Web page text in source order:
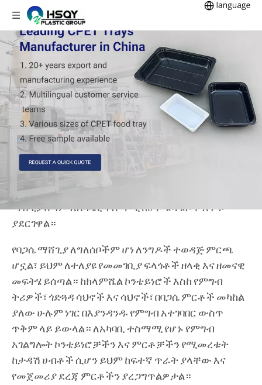
HSQY የፕላስቲክ ግሩፕ
ባጋሴ የምግብ ማሸጊያ
አምራቾች
በዛሬው ዓለም፣ ዘላቂነት እና የአካባቢ ንቃተ ህሊና ከፍተኛ ደረጃ
ላይ በሚደርስበት፣ ለአካባቢ ተስማሚ የሆኑ አማራጮች ፍላጎት
እየጨመረ ነው። ባጋሴ የሚመረተው ከሸንኮራ አገዳ ማቀነባበሪያ
የተረፈውን የእፅዋት ፋይበር ቆሻሻ ሲሆን ተፈጥሯዊ፣ ደህንነቱ
የተጠበቀ እና እጅግ ታዳሽ ነው። ይህም በፕላኔቷ ላይ ለምግብ
ማሸጊያ በጣም ለአካባቢ ተስማሚ ከሆኑ ቁሳቁሶች አንዱ
ያደርገዋል።
የባጋሴ ማሸጊያ ለግለሰቦችም ሆነ ለንግዶች ተወዳጅ ምርጫ
ሆኗል፣ ይህም ለተለያዩ የመመገቢያ ፍላጎቶች ዘላቂ እና ዘመናዊ
መፍትሄ ይሰጣል። ከክላምሼል ኮንቴይነሮች እስከ የምግብ
ትሪዎች፣ ጎድጓዳ ሳህኖች እና ሳህኖች፣ በባጋሴ ምርቶች መካከል
ያለው ሁሉም ነገር በእያንዳንዱ የምግብ አተገባበር ውስጥ
ጥቅም ላይ ይውላል። ለአካባቢ ተስማሚ የሆኑ የምግብ
አገልግሎት ኮንቴይነሮቻችን እና ምርቶቻችን የሚመረቱት
ከታዳሽ ሀብቶች ሲሆን ይህም ከፍተኛ ጥራት ያላቸው እና
የመጀመሪያ ደረጃ ምርቶችን ያረጋግጥልዎታል።